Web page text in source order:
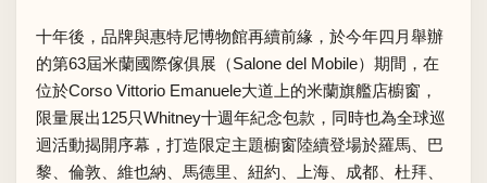
十年後，品牌與惠特尼博物館再續前緣，於今年四月舉辦
的第63屆米蘭國際傢俱展（Salone del Mobile）期間，在
位於Corso Vittorio Emanuele大道上的米蘭旗艦店櫥窗，
限量展出125只Whitney十週年紀念包款，同時也為全球巡
迴活動揭開序幕，打造限定主題櫥窗陸續登場於羅馬、巴
黎、倫敦、維也納、馬德里、紐約、上海、成都、杜拜、